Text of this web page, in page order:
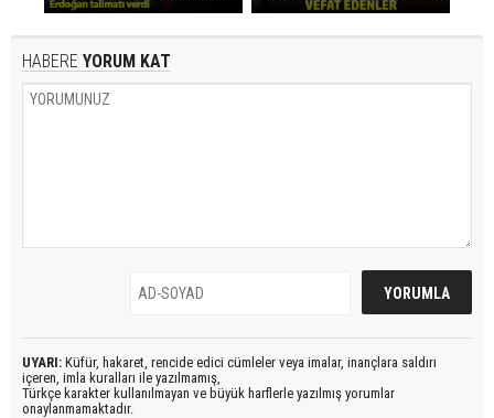
HABERE YORUM KAT
UYARI: Küfür, hakaret, rencide edici cümleler veya imalar, inançlara saldırı
içeren, imla kuralları ile yazılmamış,
Türkçe karakter kullanılmayan ve büyük harflerle yazılmış yorumlar
onaylanmamaktadır.